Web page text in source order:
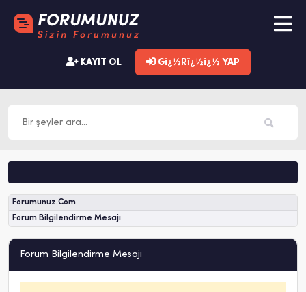
KAYIT OL Gï¿½Rï¿½ï¿½ YAP
Forumunuz.Com
Forum Bilgilendirme Mesajı
Forum Bilgilendirme Mesajı